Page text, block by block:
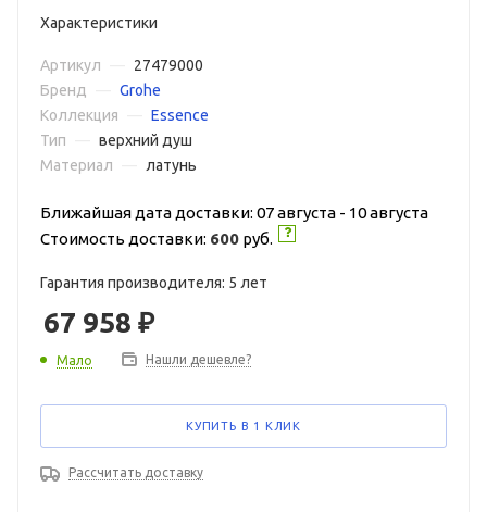
Характеристики
Артикул
27479000
Бренд
Grohe
Коллекция
Essence
Тип
верхний душ
Материал
латунь
Ближайшая дата доставки: 07 августа - 10 августа
Стоимость доставки: 600 руб.
Гарантия производителя: 5 лет
67 958 ₽
Мало Нашли дешевле?
КУПИТЬ В 1 КЛИК
Рассчитать доставку